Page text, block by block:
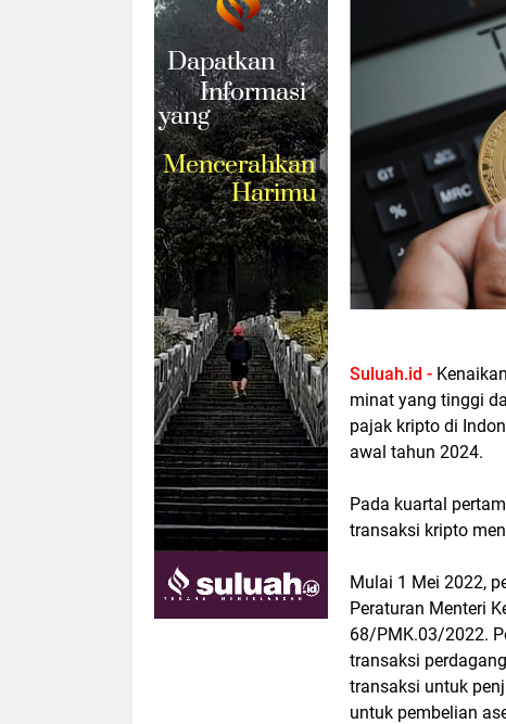
Suluah.id -
minat yang tinggi
pajak kripto di
awal tahun 2024.
Pada kuartal
transaksi kripto
Mulai 1 Mei 2022,
Peraturan Menteri
68/PMK.03/2022.
transaksi
transaksi untuk
untuk pembelian